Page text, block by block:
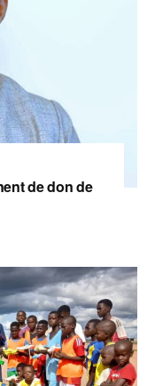
de don de